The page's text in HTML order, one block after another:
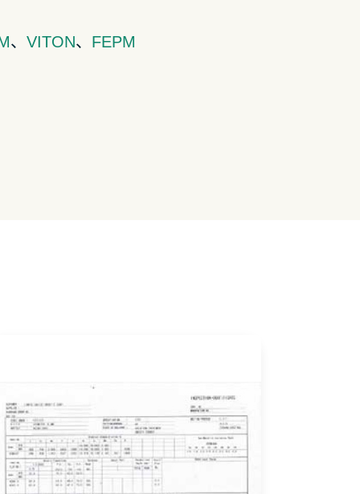
、 VITON、 FEPM